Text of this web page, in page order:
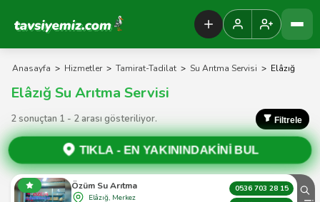
Tavsiyemiz Anasayfa
Anasayfa > Hizmetler > Tamirat-Tadilat > Su Arıtma Servisi > Elâzığ
Elâzığ Su Arıtma Servisi
2 sonuçtan 1 - 2 arası gösteriliyor. Filtrele
TIKLA - EN YAKININDAKİNİ BUL
Özüm Su Arıtma
Elâzığ, Merkez
0536 703 28 15